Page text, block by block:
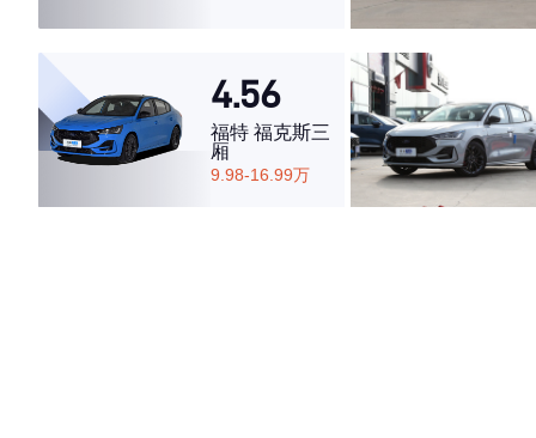
·空间表现较为优秀，优于77%同级车
4.56
福特 福克斯三
厢
9.98-16.99万